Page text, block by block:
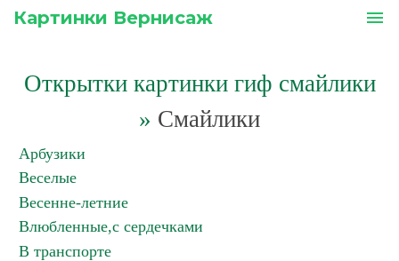
Картинки Вернисаж menu
Открытки картинки гиф смайлики
» Смайлики
Арбузики
Веселые
Весенне-летние
Влюбленные,с сердечками
В транспорте